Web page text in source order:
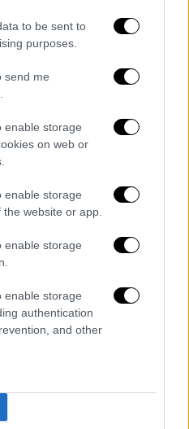
to be sent to
purposes.
send me
enable storage
on web or
enable storage
website or app.
enable storage
enable storage
authentication
and other
στα Τέμπη» και
είναι ότι το
«
ενόχους παρά τις
που είδαμε να
ημέρες με χυδαίο
επιτροπή με ευθύνη
ελληνική κοινωνία
θα αποδοθεί».-
με δική σας ευθύνη. Το
σχόλια θα